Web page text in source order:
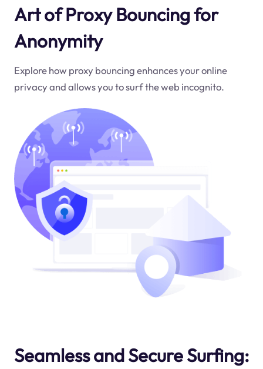
Art of Proxy Bouncing for
Anonymity
Explore how proxy bouncing enhances your online
privacy and allows you to surf the web incognito.
Seamless and Secure Surfing: